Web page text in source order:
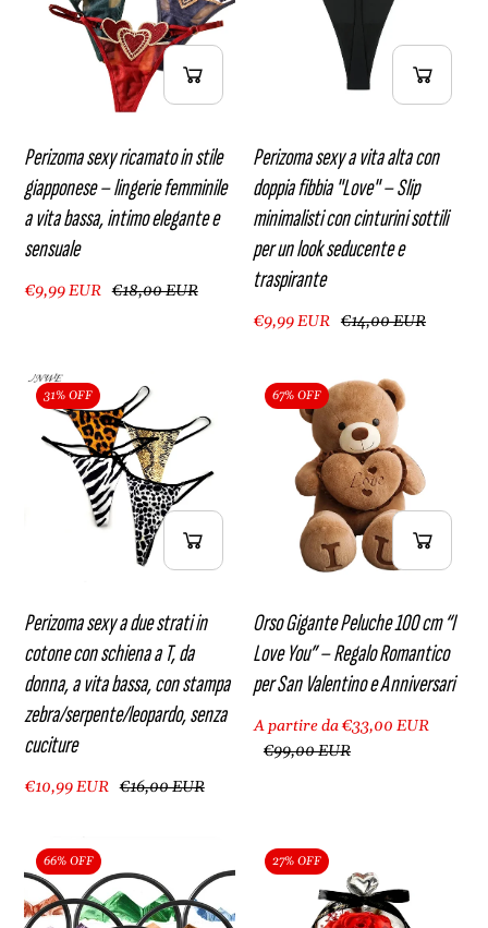
Perizoma sexy ricamato in stile
giapponese – lingerie femminile
a vita bassa, intimo elegante e
sensuale
€9,99 EUR €18,00 EUR
Perizoma sexy a vita alta con
doppia fibbia "Love" – Slip
minimalisti con cinturini sottili
per un look seducente e
traspirante
€9,99 EUR €14,00 EUR
31% OFF
Perizoma sexy a due strati in
cotone con schiena a T, da
donna, a vita bassa, con stampa
zebra/serpente/leopardo, senza
cuciture
€10,99 EUR €16,00 EUR
67% OFF
Orso Gigante Peluche 100 cm “I
Love You” – Regalo Romantico
per San Valentino e Anniversari
A partire da €33,00 EUR
€99,00 EUR
66% OFF 27% OFF